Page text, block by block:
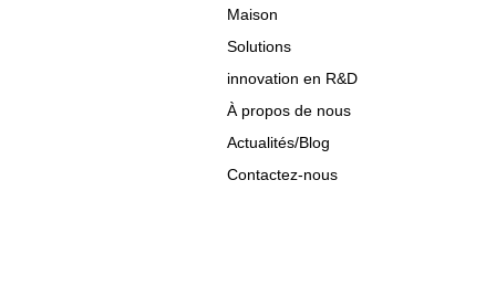
Maison
Solutions
innovation en R&D
À propos de nous
Actualités/Blog
Contactez-nous